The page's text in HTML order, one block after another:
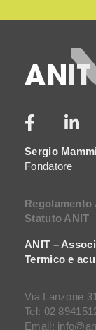
Sergio Mammi
Fondatore
Regolamento
Statuto ANIT
ANIT –
Termico e
Via Lanzone
Tel: 02
Email: